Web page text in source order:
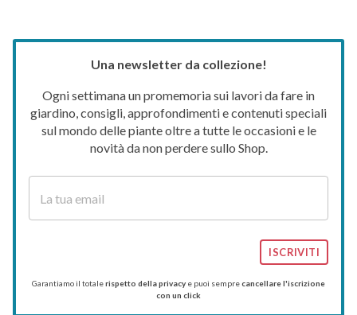
Una newsletter da collezione!
Ogni settimana un promemoria sui lavori da fare in
giardino, consigli, approfondimenti e contenuti speciali
sul mondo delle piante oltre a tutte le occasioni e le
novità da non perdere sullo Shop.
ISCRIVITI
Garantiamo il totalerispetto della privacy e puoi semprecancellare l'iscrizione
con un click